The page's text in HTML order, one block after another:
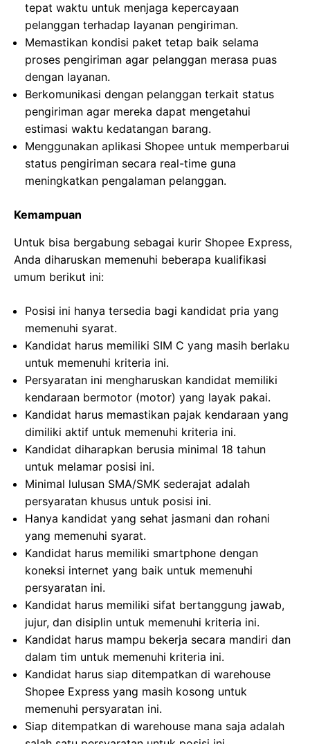
tepat waktu untuk menjaga kepercayaan
pelanggan terhadap layanan pengiriman.
Memastikan kondisi paket tetap baik selama
proses pengiriman agar pelanggan merasa puas
dengan layanan.
Berkomunikasi dengan pelanggan terkait status
pengiriman agar mereka dapat mengetahui
estimasi waktu kedatangan barang.
Menggunakan aplikasi Shopee untuk memperbarui
status pengiriman secara real-time guna
meningkatkan pengalaman pelanggan.
Kemampuan
Untuk bisa bergabung sebagai kurir Shopee Express,
Anda diharuskan memenuhi beberapa kualifikasi
umum berikut ini:
Posisi ini hanya tersedia bagi kandidat pria yang
memenuhi syarat.
Kandidat harus memiliki SIM C yang masih berlaku
untuk memenuhi kriteria ini.
Persyaratan ini mengharuskan kandidat memiliki
kendaraan bermotor (motor) yang layak pakai.
Kandidat harus memastikan pajak kendaraan yang
dimiliki aktif untuk memenuhi kriteria ini.
Kandidat diharapkan berusia minimal 18 tahun
untuk melamar posisi ini.
Minimal lulusan SMA/SMK sederajat adalah
persyaratan khusus untuk posisi ini.
Hanya kandidat yang sehat jasmani dan rohani
yang memenuhi syarat.
Kandidat harus memiliki smartphone dengan
koneksi internet yang baik untuk memenuhi
persyaratan ini.
Kandidat harus memiliki sifat bertanggung jawab,
jujur, dan disiplin untuk memenuhi kriteria ini.
Kandidat harus mampu bekerja secara mandiri dan
dalam tim untuk memenuhi kriteria ini.
Kandidat harus siap ditempatkan di warehouse
Shopee Express yang masih kosong untuk
memenuhi persyaratan ini.
Siap ditempatkan di warehouse mana saja adalah